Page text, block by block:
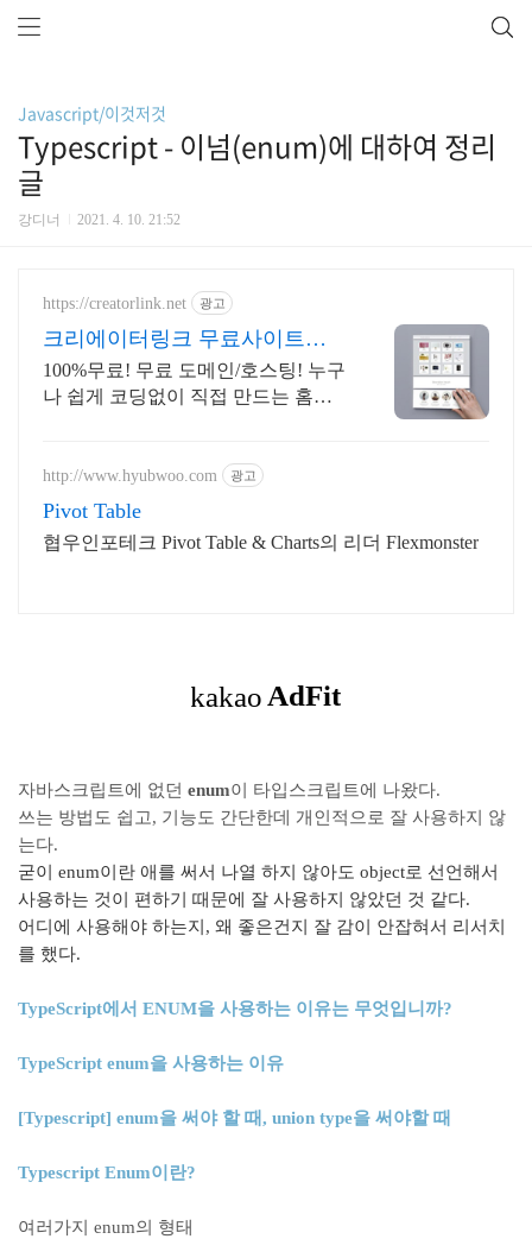
Javascript/이것저것
Typescript - 이넘(enum)에 대하여 정리
글
강디너 2021. 4. 10. 21:52
https://creatorlink.net 광고
크리에이터링크 무료사이트제
작
100%무료! 무료 도메인/호스팅! 누구
나 쉽게 코딩없이 직접 만드는 홈페
http://www.hyubwoo.com 광고
Pivot Table
협우인포테크 Pivot Table & Charts의 리더 Flexmonster
자바스크립트에 없던 enum이 타입스크립트에 나왔다.
쓰는 방법도 쉽고, 기능도 간단한데 개인적으로 잘 사용하지 않
는다.
굳이 enum이란 애를 써서 나열 하지 않아도 object로 선언해서
사용하는 것이 편하기 때문에 잘 사용하지 않았던 것 같다.
어디에 사용해야 하는지, 왜 좋은건지 잘 감이 안잡혀서 리서치
를 했다.
TypeScript에서 ENUM을 사용하는 이유는 무엇입니까?
TypeScript enum을 사용하는 이유
[Typescript] enum을 써야 할 때, union type을 써야할 때
Typescript Enum이란?
여러가지 enum의 형태